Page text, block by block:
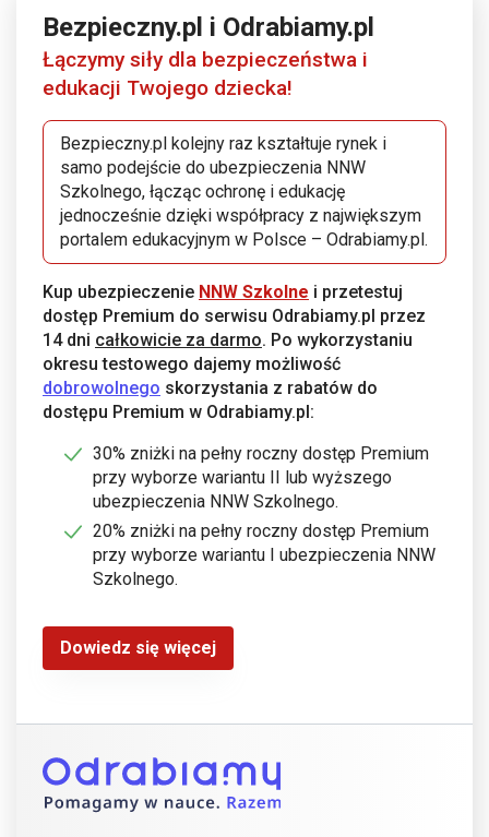
Bezpieczny.pl i Odrabiamy.pl
Łączymy siły dla bezpieczeństwa i
edukacji Twojego dziecka!
Bezpieczny.pl kolejny raz kształtuje rynek i
samo podejście do ubezpieczenia NNW
Szkolnego, łącząc ochronę i edukację
jednocześnie dzięki współpracy z największym
portalem edukacyjnym w Polsce – Odrabiamy.pl.
Kup ubezpieczenie NNW Szkolne i przetestuj
dostęp Premium do serwisu Odrabiamy.pl przez
14 dni całkowicie za darmo. Po wykorzystaniu
okresu testowego dajemy możliwość
dobrowolnego skorzystania z rabatów do
dostępu Premium w Odrabiamy.pl:
30% zniżki na pełny roczny dostęp Premium
przy wyborze wariantu II lub wyższego
ubezpieczenia NNW Szkolnego.
20% zniżki na pełny roczny dostęp Premium
przy wyborze wariantu I ubezpieczenia NNW
Szkolnego.
Dowiedz się więcej